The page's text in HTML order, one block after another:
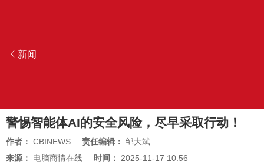
新闻
警惕智能体AI的安全风险，尽早采取行动！
作者： CBINEWS 责任编辑： 邹大斌
来源： 电脑商情在线 时间： 2025-11-17 10:56